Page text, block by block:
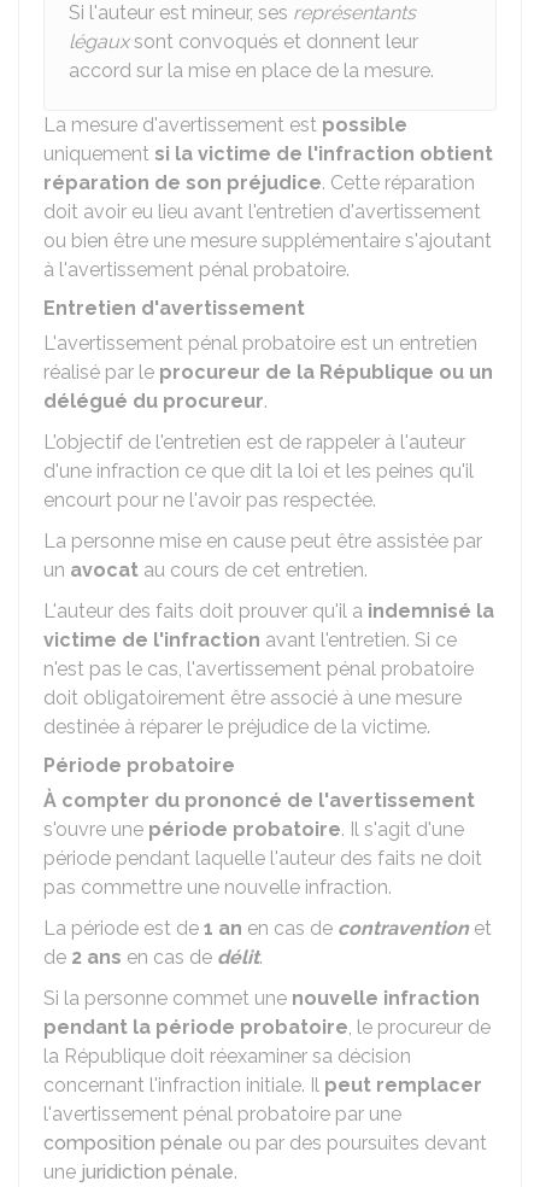
Si l'auteur est mineur, ses représentants
légauxsont convoqués et donnent leur
accord sur la mise en place de la mesure.
La mesure d'avertissement est possible
uniquement si la victime de l'infraction obtient
réparation de son préjudice. Cette réparation
doit avoir eu lieu avant l'entretien d'avertissement
ou bien être une mesure supplémentaire s'ajoutant
à l'avertissement pénal probatoire.
Entretien d'avertissement
L'avertissement pénal probatoire est un entretien
réalisé par le procureur de la République ou un
délégué du procureur.
L'objectif de l'entretien est de rappeler à l'auteur
d'une infraction ce que dit la loi et les peines qu'il
encourt pour ne l'avoir pas respectée.
La personne mise en cause peut être assistée par
un avocat au cours de cet entretien.
L'auteur des faits doit prouver qu'il a indemnisé la
victime de l'infraction avant l'entretien. Si ce
n'est pas le cas, l'avertissement pénal probatoire
doit obligatoirement être associé à une mesure
destinée à réparer le préjudice de la victime.
Période probatoire
À compter du prononcé de l'avertissement
s'ouvre une période probatoire. Il s'agit d'une
période pendant laquelle l'auteur des faits ne doit
pas commettre une nouvelle infraction.
La période est de 1 an en cas de contraventionet
de 2 ans en cas de délit.
Si la personne commet une nouvelle infraction
pendant la période probatoire, le procureur de
la République doit réexaminer sa décision
concernant l'infraction initiale. Il peut remplacer
l'avertissement pénal probatoire par une
composition pénale ou par des poursuites devant
une juridiction pénale.